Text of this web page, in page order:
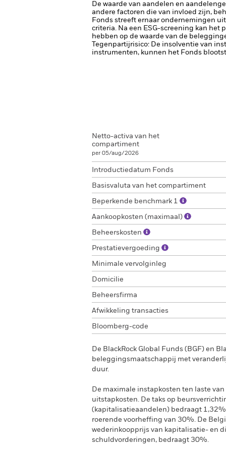
De waarde van aandelen en
andere factoren die van invloed zijn,
Fonds streeft ernaar ondernemingen
criteria. Na een ESG-screening kan
hebben op de waarde van de
Tegenpartijrisico: De insolventie van
instrumenten, kunnen het Fonds
Netto-activa van het
compartiment
per 05/aug/2026
Introductiedatum Fonds
Basisvaluta van het compartiment
Beperkende benchmark 1
Aankoopkosten (maximaal)
Beheerskosten
Prestatievergoeding
Minimale vervolginleg
Domicilie
Beheersfirma
Afwikkeling transacties
Bloomberg-code
De BlackRock Global Funds (BGF) en
beleggingsmaatschappij met
duur.
De maximale instapkosten ten laste
uitstapkosten. De taks op
(kapitalisatieaandelen) bedraagt
roerende voorheffing van 30%. De
wederinkoopprijs van kapitalisatie- en
schuldvorderingen, bedraagt 30%.